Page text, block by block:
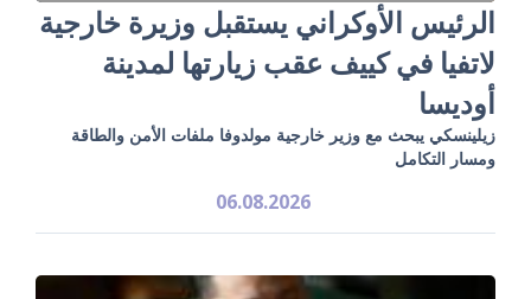
الرئيس الأوكراني يستقبل وزيرة خارجية
لاتفيا في كييف عقب زيارتها لمدينة
أوديسا
زيلينسكي يبحث مع وزير خارجية مولدوفا ملفات الأمن والطاقة
ومسار التكامل
06.08.2026